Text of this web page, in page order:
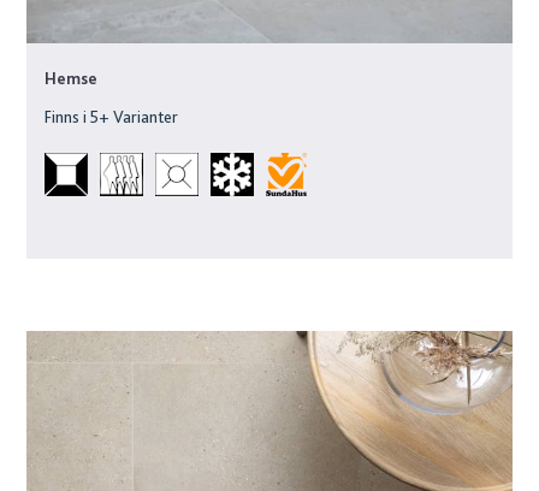
Hemse
Finns i5+ Varianter